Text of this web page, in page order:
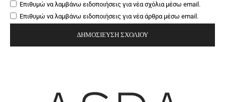
Επιθυμώ να λαμβάνω ειδοποιήσεις για νέα σχόλια μέσω email.
Επιθυμώ να λαμβάνω ειδοποιήσεις για νέα άρθρα μέσω email.